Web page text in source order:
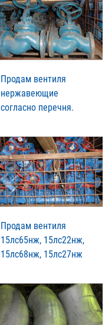
Продам вентиля
нержавеющие
согласно перечня.
Продам вентиля
15лс65нж, 15лс22нж,
15лс68нж, 15лс27нж